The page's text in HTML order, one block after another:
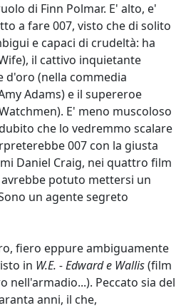
di Finn Polmar. E' alto, e'
a fare 007, visto che di solito
e capaci di crudeltà: ha
il cattivo inquietante
d'oro (nella commedia
Adams) e il supereroe
E' meno muscoloso
che lo vedremmo scalare
007 con la giusta
Daniel Craig, nei quattro film
potuto mettersi un
un agente segreto
fiero eppure ambiguamente
in W.E. - Edward e Wallis(film
nell'armadio...). Peccato sia del
anni, il che,